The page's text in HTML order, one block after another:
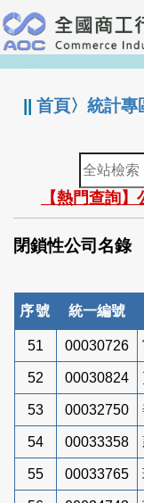
跳
到
主
要
:::
||首頁〉統計專
全
站
檢
索
【熱門查詢
閉鎖性公司名錄
序號 統一編號
51 00030726
52 00030824
53 00032750
54 00033358
55 00033765